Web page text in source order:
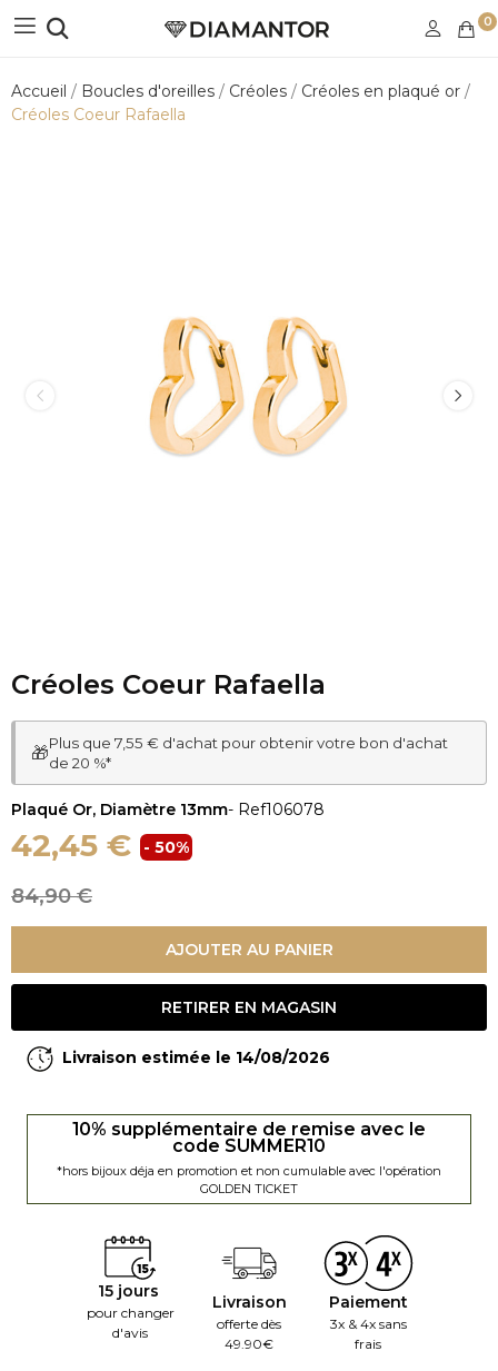
0
Accueil Boucles d'oreilles Créoles
Créoles en plaqué or
Créoles Coeur Rafaella
Créoles Coeur Rafaella
🎁Plus que 7,55 € d'achat pour obtenir votre bon d'achat
de 20 %*
Plaqué Or, Diamètre 13mm- Ref106078
42,45 € - 50%
84,90 €
AJOUTER AU PANIER
RETIRER EN MAGASIN
Livraison estimée le 14/08/2026
10% supplémentaire de remise avec le
code SUMMER10
*hors bijoux déja en promotion et non cumulable avec l'opération
GOLDEN TICKET
15 jours
pour changer
d'avis
Livraison
offerte dès
49.90€
Paiement
3x & 4x sans
frais